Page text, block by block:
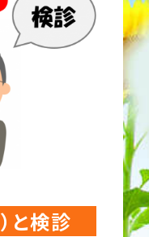
と検診